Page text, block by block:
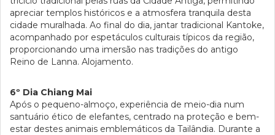
apreciar templos históricos e a atmosfera tranquila desta
cidade muralhada. Ao final do dia, jantar tradicional Kantoke,
acompanhado por espetáculos culturais típicos da região,
proporcionando uma imersão nas tradições do antigo
Reino de Lanna. Alojamento.
6º Dia Chiang Mai
Após o pequeno-almoço, experiência de meio-dia num
santuário ético de elefantes, centrado na proteção e bem-
estar destes animais emblemáticos da Tailândia. Durante a